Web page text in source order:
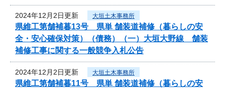
2024年12月2日更新 大垣土木事務所
県維工第舗補暮13号 県単 舗装道補修（暮らしの安
全・安心確保対策）（債務）（一）大垣大野線 舗装
補修工事に関する一般競争入札公告
2024年12月2日更新 大垣土木事務所
県維工第舗補暮11号 県単 舗装道補修（暮らしの安